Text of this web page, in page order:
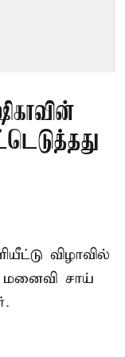
விழாவில்
மனைவி சாய்